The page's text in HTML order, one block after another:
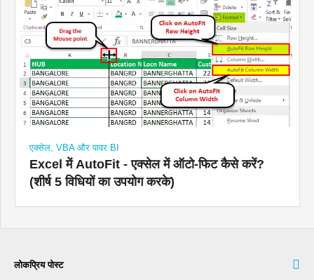
एक्सेल, VBA और पावर BI
Excel में AutoFit - एक्सेल में ऑटो-फिट कैसे करें?
(शीर्ष 5 विधियों का उपयोग करके)
लोकप्रिय पोस्ट